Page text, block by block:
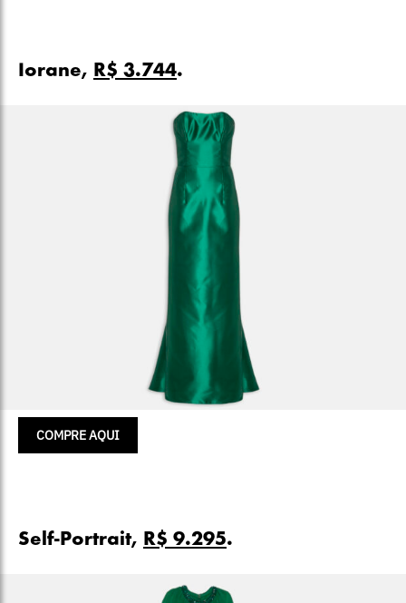
Iorane, R$ 3.744.
COMPRE AQUI
Self-Portrait, R$ 9.295.